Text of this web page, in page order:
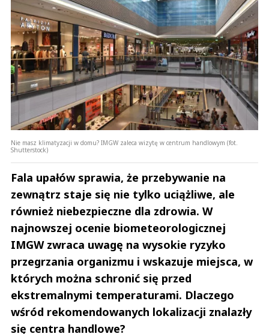
Nie masz klimatyzacji w domu? IMGW zaleca wizytę w centrum handlowym (fot.
Shutterstock)
Fala upałów sprawia, że przebywanie na
zewnątrz staje się nie tylko uciążliwe, ale
również niebezpieczne dla zdrowia. W
najnowszej ocenie biometeorologicznej
IMGW zwraca uwagę na wysokie ryzyko
przegrzania organizmu i wskazuje miejsca, w
których można schronić się przed
ekstremalnymi temperaturami. Dlaczego
wśród rekomendowanych lokalizacji znalazły
się centra handlowe?